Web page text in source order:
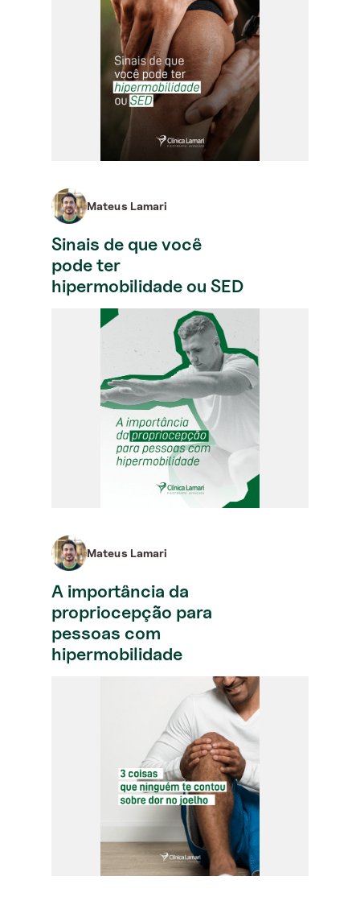
Mateus Lamari
Sinais de que você
pode ter
hipermobilidade ou SED
Mateus Lamari
A importância da
propriocepção para
pessoas com
hipermobilidade